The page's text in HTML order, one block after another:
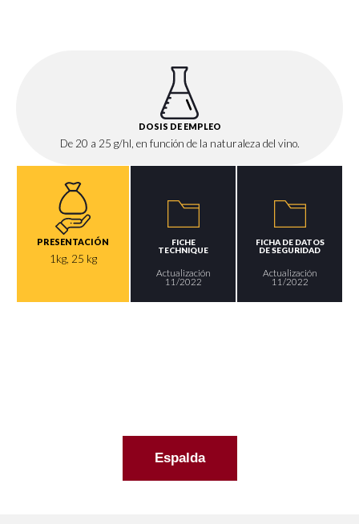
DOSIS DE EMPLEO
De 20 a 25 g/hl, en función de la naturaleza del vino.
PRESENTACIÓN
1kg, 25 kg
FICHE
TECHNIQUE
Actualización
11/2022
FICHA DE DATOS
DE SEGURIDAD
Actualización
11/2022
Espalda